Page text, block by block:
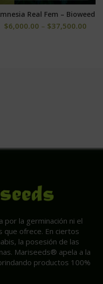
Real Fem – Bioweed
$6,000.00 – $37,500.00
la germinación ni el
que ofrece. En ciertos
la posesión de las
Mariseeds® apela a la
productos 100%